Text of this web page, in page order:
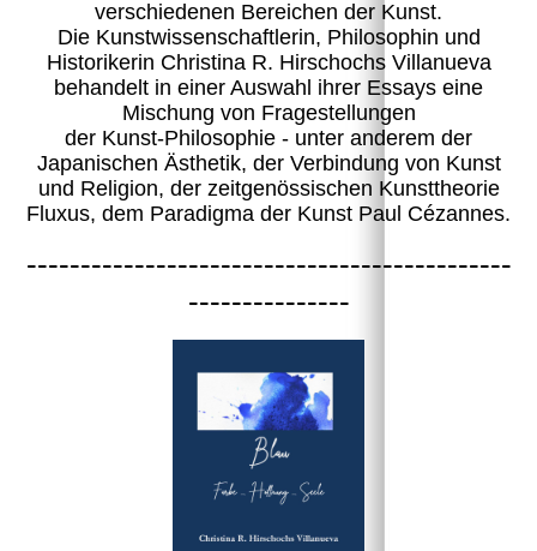
verschiedenen Bereichen der Kunst.
Die Kunstwissenschaftlerin, Philosophin und
Historikerin Christina R. Hirschochs Villanueva
behandelt in einer Auswahl ihrer Essays eine
Mischung von Fragestellungen
der Kunst-Philosophie - unter anderem der
Japanischen Ästhetik, der Verbindung von Kunst
und Religion, der zeitgenössischen Kunsttheorie
Fluxus, dem Paradigma der Kunst Paul Cézannes.
---------------------------------------------
---------------